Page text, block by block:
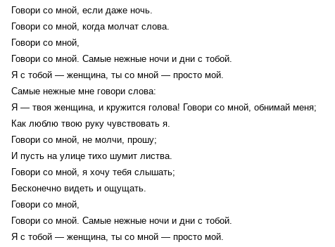
Говори со мной, если даже ночь.
Говори со мной, когда молчат слова.
Говори со мной,
Говори со мной. Самые нежные ночи и дни с тобой.
Я с тобой — женщина, ты со мной — просто мой.
Самые нежные мне говори слова:
Я — твоя женщина, и кружится голова! Говори со мной, обнимай меня;
Как люблю твою руку чувствовать я.
Говори со мной, не молчи, прошу;
И пусть на улице тихо шумит листва.
Говори со мной, я хочу тебя слышать;
Бесконечно видеть и ощущать.
Говори со мной,
Говори со мной. Самые нежные ночи и дни с тобой.
Я с тобой — женщина, ты со мной — просто мой.